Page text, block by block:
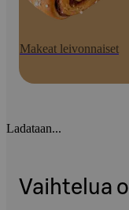
Makeat leivonnaiset
Ladataan...
Vaihtelua